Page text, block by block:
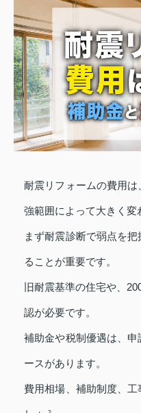
耐震リフォームの費用
強範囲によって大きく変
まず耐震診断で弱点を
ることが重要です。
旧耐震基準の住宅や、
認が必要です。
補助金や税制優遇は、
ースがあります。
費用相場、補助制度、